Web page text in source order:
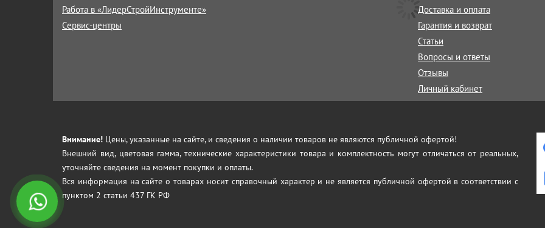
Работа в «ЛидерСтройИнструменте»
Сервис-центры
Доставка и оплата
Гарантия и возврат
Статьи
Вопросы и ответы
Отзывы
Личный кабинет
Внимание! Цены, указанные на сайте, и сведения о наличии товаров не являются публичной офертой!
Внешний вид, цветовая гамма, технические характеристики товара и комплектность могут отличаться от реальных,
уточняйте сведения на момент покупки и оплаты.
Вся информация на сайте о товарах носит справочный характер и не является публичной офертой в соответствии с
пунктом 2 статьи 437 ГК РФ